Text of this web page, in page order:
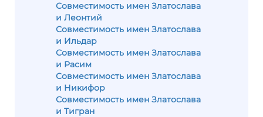
Совместимость имен Златослава
и Леонтий
Совместимость имен Златослава
и Ильдар
Совместимость имен Златослава
и Расим
Совместимость имен Златослава
и Никифор
Совместимость имен Златослава
и Тигран